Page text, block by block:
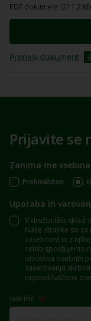
PDF dokument (211.2
Prenesi dokument
Prijavite se
Zanima me
Prebivalstvo
Uporaba in
V družbi Eko sklad
Naše stranke so
zasebnost in z
celoti spoštujemo
obdelavi osebnih
zavarovanja
nepooblaščene
Vaše ime